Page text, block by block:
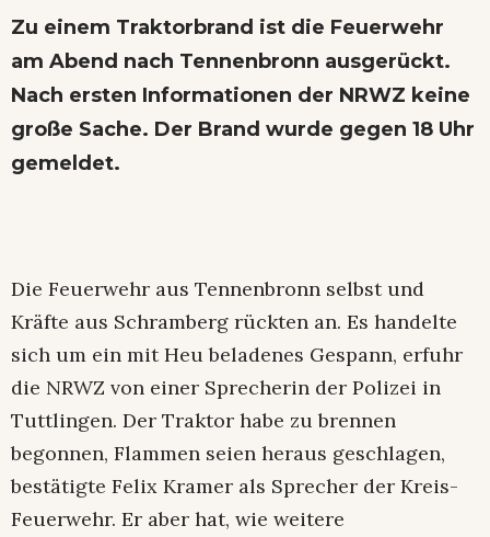
Zu einem Traktorbrand ist die Feuerwehr
am Abend nach Tennenbronn ausgerückt.
Nach ersten Informationen der NRWZ keine
große Sache. Der Brand wurde gegen 18 Uhr
gemeldet.
Die Feuerwehr aus Tennenbronn selbst und
Kräfte aus Schramberg rückten an. Es handelte
sich um ein mit Heu beladenes Gespann, erfuhr
die NRWZ von einer Sprecherin der Polizei in
Tuttlingen. Der Traktor habe zu brennen
begonnen, Flammen seien heraus geschlagen,
bestätigte Felix Kramer als Sprecher der Kreis-
Feuerwehr. Er aber hat, wie weitere